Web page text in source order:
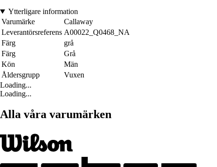
Ytterligare information
Varumärke
Callaway
Leverantörsreferens A00022_Q0468_NA
Färg
grå
Färg
Grå
Kön
Män
Åldersgrupp
Vuxen
Loading...
Loading...
Alla våra varumärken